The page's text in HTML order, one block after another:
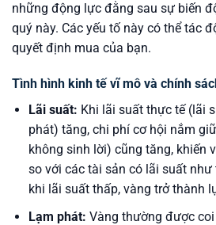
những động lực đằng sau sự biến
quý này. Các yếu tố này có thể tác
quyết định mua của bạn.
Tình hình kinh tế vĩ mô và chính
Lãi suất: Khi lãi suất thực tế (lãi
phát) tăng, chi phí cơ hội nắm
không sinh lời) cũng tăng, khiến
so với các tài sản có lãi suất như
khi lãi suất thấp, vàng trở thành
Lạm phát: Vàng thường được